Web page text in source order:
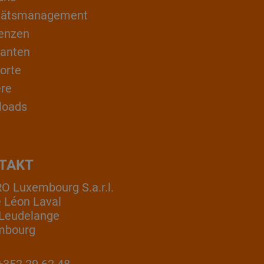
Luxembourg S.a.r.l.
Léon Laval